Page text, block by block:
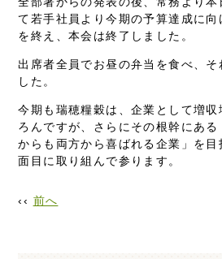
て若手社員より今期の予算達成に
を終え、本会は終了しました。
出席者全員でお昼の弁当を食べ、そ
した。
今期も瑞穂糧穀は、企業として増
ろんですが、さらにその根幹にあ
からも両方から喜ばれる企業」を
面目に取り組んで参ります。
‹‹ 前へ